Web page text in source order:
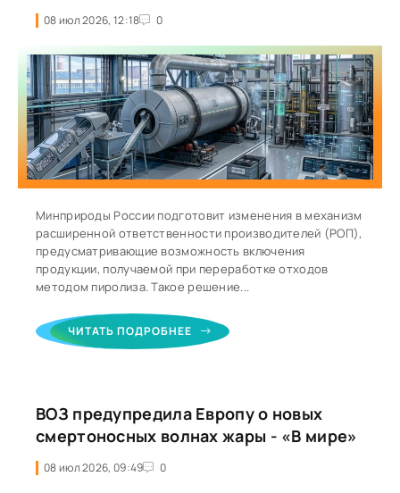
08 июл 2026, 12:18 0
Минприроды России подготовит изменения в механизм
расширенной ответственности производителей (РОП),
предусматривающие возможность включения
продукции, получаемой при переработке отходов
методом пиролиза. Такое решение...
ЧИТАТЬ ПОДРОБНЕЕ
ВОЗ предупредила Европу о новых
смертоносных волнах жары - «В мире»
08 июл 2026, 09:49 0